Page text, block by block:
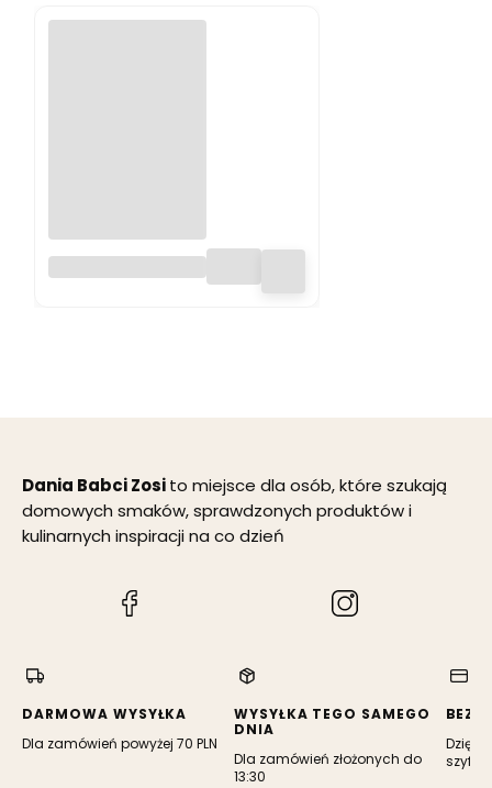
czerwony - na 1 litr
Dania Babci Zosito miejsce dla osób, które szukają
domowych smaków, sprawdzonych produktów i
kulinarnych inspiracji na co dzień
(Otwiera
DARMOWA WYSYŁKA
Dla zamówień powyżej 70 PLN
WYSYŁKA TEGO SAMEGO
DNIA
Dla zamówień złożonych do
13:30
Dzięki